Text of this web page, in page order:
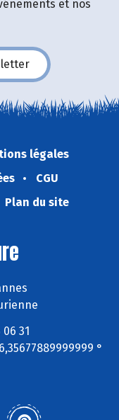
et nos
légales
CGU
Plan du site
06 31
°